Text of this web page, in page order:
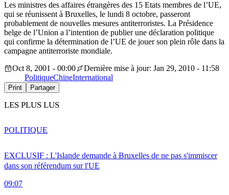
Les ministres des affaires étrangères des 15 Etats membres de l’UE,
qui se réunissent à Bruxelles, le lundi 8 octobre, passeront
probablement de nouvelles mesures antiterroristes. La Présidence
belge de l’Union a l’intention de publier une déclaration politique
qui confirme la détermination de l’UE de jouer son plein rôle dans la
campagne antiterroriste mondiale.
Oct 8, 2001 - 00:00
Dernière mise à jour: Jan 29, 2010 - 11:58
PolitiqueChineInternational
Print Partager
LES PLUS LUS
EXCLUSIF : L'Islande demande à Bruxelles de ne pas s'immiscer
dans son référendum sur l'UE
09:07
POLITIQUE